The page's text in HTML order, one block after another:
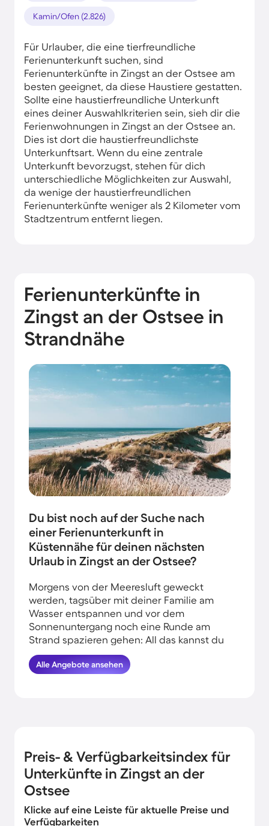
Kamin/Ofen (2.826)
Für Urlauber, die eine tierfreundliche
Ferienunterkunft suchen, sind
Ferienunterkünfte in Zingst an der Ostsee am
besten geeignet, da diese Haustiere gestatten.
Sollte eine haustierfreundliche Unterkunft
eines deiner Auswahlkriterien sein, sieh dir die
Ferienwohnungen in Zingst an der Ostsee an.
Dies ist dort die haustierfreundlichste
Unterkunftsart. Wenn du eine zentrale
Unterkunft bevorzugst, stehen für dich
unterschiedliche Möglichkeiten zur Auswahl,
da wenige der haustierfreundlichen
Ferienunterkünfte weniger als 2 Kilometer vom
Stadtzentrum entfernt liegen.
Ferienunterkünfte in
Zingst an der Ostsee in
Strandnähe
Du bist noch auf der Suche nach
einer Ferienunterkunft in
Küstennähe für deinen nächsten
Urlaub in Zingst an der Ostsee?
Morgens von der Meeresluft geweckt
werden, tagsüber mit deiner Familie am
Wasser entspannen und vor dem
Sonnenuntergang noch eine Runde am
Strand spazieren gehen: All das kannst du
erleben, wenn du deinen Urlaub am
Wasser in Zingst an der Ostsee verbringst.
Alle Angebote ansehen
Preis- & Verfügbarkeitsindex für
Unterkünfte in Zingst an der
Ostsee
Klicke auf eine Leiste für aktuelle Preise und
Verfügbarkeiten